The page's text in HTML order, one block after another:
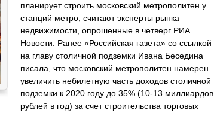
планирует строить московский метрополитен у
станций метро, считают эксперты рынка
недвижимости, опрошенные в четверг РИА
Новости. Ранее «Российская газета» со ссылкой
на главу столичной подземки Ивана Беседина
писала, что московский метрополитен намерен
увеличить небилетную часть доходов столичной
подземки к 2020 году до 35% (10-13 миллиардов
рублей в год) за счет строительства торговых